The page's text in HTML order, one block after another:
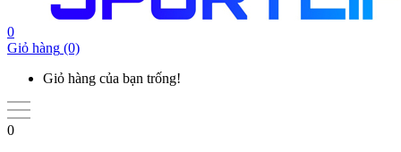
0
Giỏ hàng (0)
Giỏ hàng của bạn trống!
0